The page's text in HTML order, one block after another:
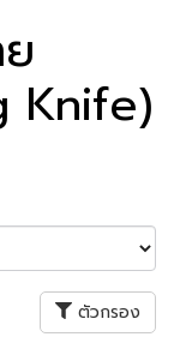
Knife)
ตัวกรอง